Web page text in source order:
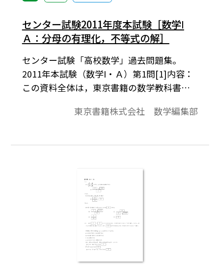
センター試験2011年度本試験［数学Ⅰ
Ａ：分母の有理化，不等式の解］
センター試験「高校数学」過去問題集。
2011年本試験（数学I・Ａ）第1問[1]内容：
この資料全体は，東京書籍の数学教科書の
センター試験問題を分類したものです。この
題と解答で構成されています。※コピーし
東京書籍株式会社 数学編集部